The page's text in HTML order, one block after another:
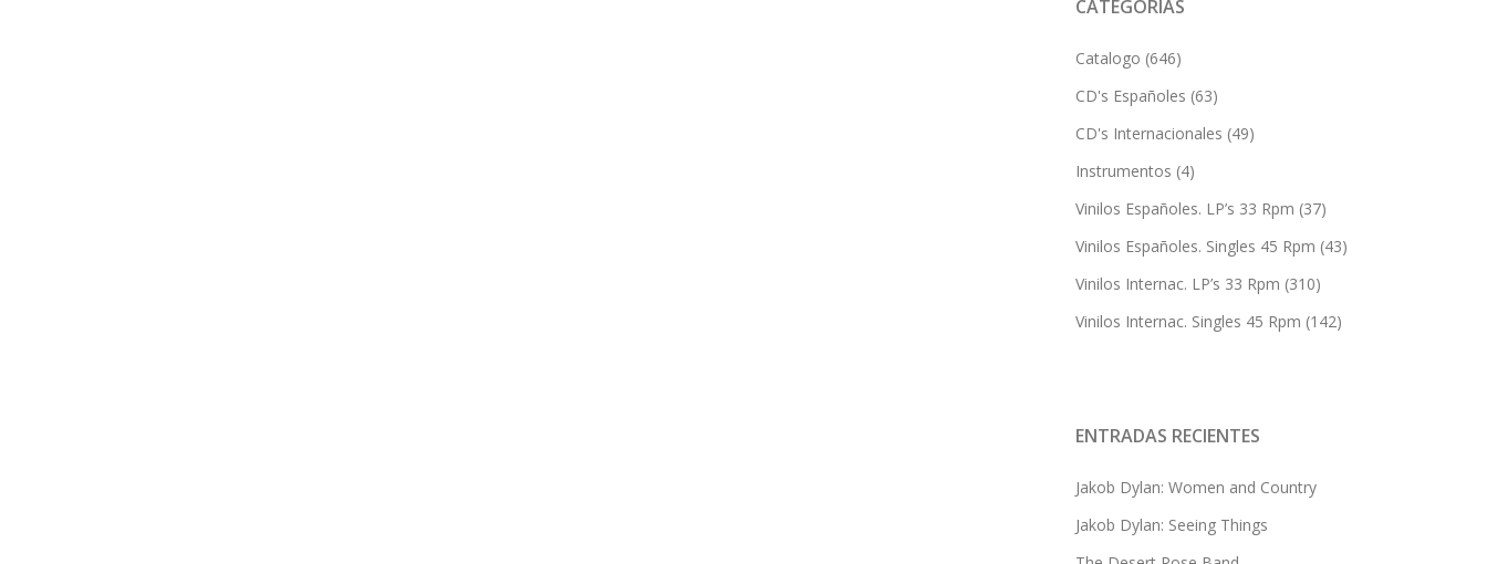
CATEGORÍAS
Catalogo (646)
CD's Españoles (63)
CD's Internacionales (49)
Instrumentos (4)
Vinilos Españoles. LP’s 33 Rpm (37)
Vinilos Españoles. Singles 45 Rpm (43)
Vinilos Internac. LP’s 33 Rpm (310)
Vinilos Internac. Singles 45 Rpm (142)
ENTRADAS RECIENTES
Jakob Dylan: Women and Country
Jakob Dylan: Seeing Things